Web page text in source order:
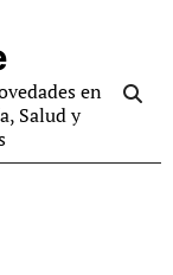
en
Salud y